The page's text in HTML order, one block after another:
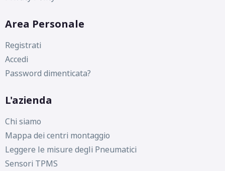
Area Personale
Registrati
Accedi
Password dimenticata?
L'azienda
Chi siamo
Mappa dei centri montaggio
Leggere le misure degli Pneumatici
Sensori TPMS